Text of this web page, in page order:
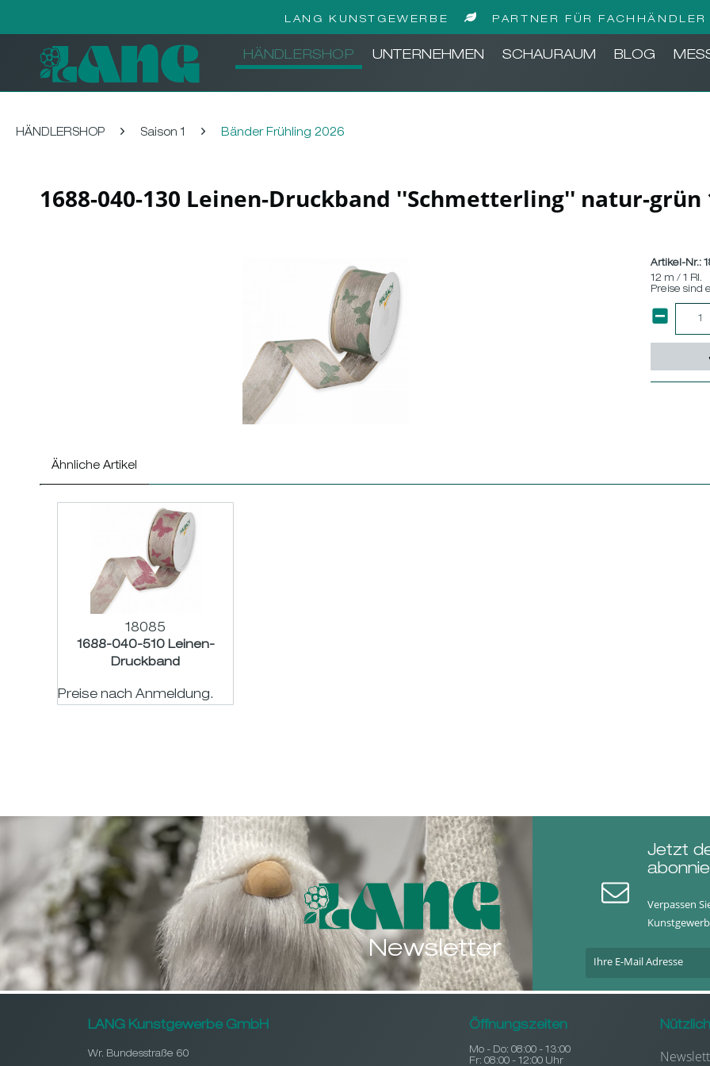
LANG KUNSTGEWERBE PARTNER FÜR FACHHÄNDLER
HÄNDLERSHOP UNTERNEHMEN SCHAURAUM BLOG
HÄNDLERSHOP Saison 1 Bänder Frühling 2026
1688-040-130 Leinen-Druckband ''Schmetterling'' natur-grün
Artikel-Nr.:
12 m / 1 Rl.
Preise sind
Ähnliche Artikel
18085
1688-040-510 Leinen-
Druckband
12m
Preise nach Anmeldung.
Newsletter
Jetzt
Verpassen
LANG Kunstgewerbe GmbH
Wr. Bundesstraße 60
Öffnungszeiten
Mo - Do: 08:00 - 13:00
Fr: 08:00 - 12:00 Uhr